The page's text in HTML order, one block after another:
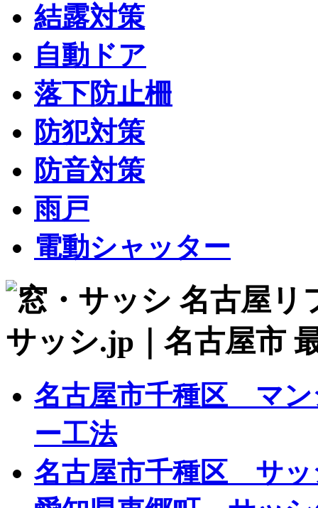
結露対策
自動ドア
落下防止柵
防犯対策
防音対策
雨戸
電動シャッター
名古屋市千種区 マ
ー工法
名古屋市千種区 サ